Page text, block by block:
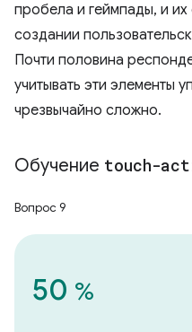
пробела и геймпады, и
создании
Почти половина
учитывать эти элементы
чрезвычайно сложно.
Обучение touch-
Вопрос 9
50 %